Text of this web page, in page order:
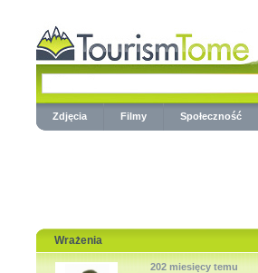
Zdjęcia Filmy Społeczność
Wrażenia
202 miesięcy temu